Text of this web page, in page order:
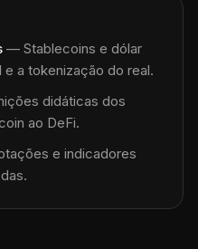
— Stablecoins e dólar
e a tokenização do real.
didáticas dos
ao DeFi.
e indicadores